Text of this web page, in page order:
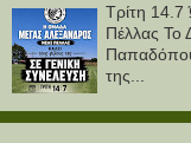
Τρίτη 14.7
Πέλλας Το
της...